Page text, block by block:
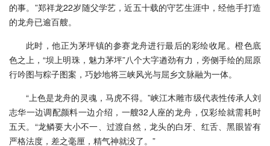
的事。”郑祥龙22岁随父学艺，近五十载的守艺生涯中，经他手打造
的龙舟已逾百艘。
此时，他正为茅坪镇的参赛龙舟进行最后的彩绘收尾。橙色底
色之上，“坝上明珠，魅力茅坪”八个大字遒劲有力，旁侧手绘的屈原
行吟图与粽子图案，巧妙地将三峡风光与屈乡文脉融为一体。
“上色是龙舟的灵魂，马虎不得。”峡江木雕市级代表性传承人刘
志华一边调配颜料一边介绍，一艘32人座的龙舟，仅彩绘就需耗时
五天。“龙鳞要大小不一、过渡自然，龙头的白牙、红舌、黑眼皆有
严格法度，差之毫厘，精气神就没了。”